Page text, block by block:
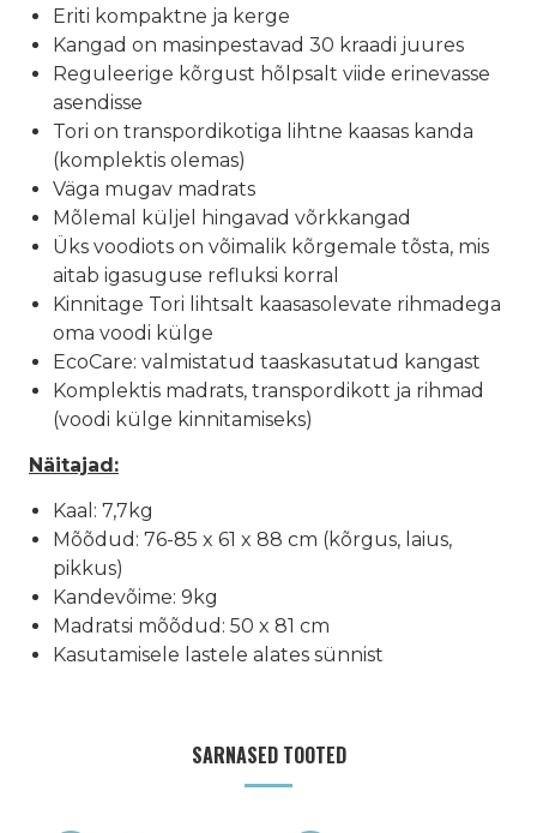
Eriti kompaktne ja kerge
Kangad on masinpestavad 30 kraadi juures
Reguleerige kõrgust hõlpsalt viide erinevasse
asendisse
Tori on transpordikotiga lihtne kaasas kanda
(komplektis olemas)
Väga mugav madrats
Mõlemal küljel hingavad võrkkangad
Üks voodiots on võimalik kõrgemale tõsta, mis
aitab igasuguse refluksi korral
Kinnitage Tori lihtsalt kaasasolevate rihmadega
oma voodi külge
EcoCare: valmistatud taaskasutatud kangast
Komplektis madrats, transpordikott ja rihmad
(voodi külge kinnitamiseks)
Näitajad:
Kaal: 7,7kg
Mõõdud: 76-85 x 61 x 88 cm (kõrgus, laius,
pikkus)
Kandevõime: 9kg
Madratsi mõõdud: 50 x 81 cm
Kasutamisele lastele alates sünnist
SARNASED TOOTED